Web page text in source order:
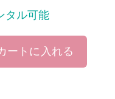
タル可能
ートに入れる